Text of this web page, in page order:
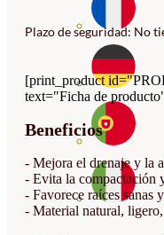
Plazo de seguridad: No
[print_product
text="Ficha de
Beneficios
- Mejora el drenaje y la
- Evita la compactación
- Favorece raíces sanas
- Material natural,